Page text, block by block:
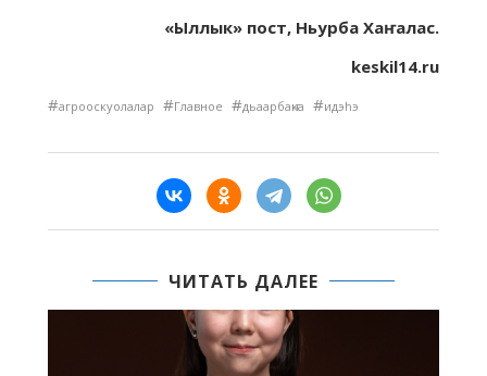
«Ыллык» пост, Ньурба Хаҥалас.
keskil14.ru
#агрооскуолалар #Главное #дьаарбаҥка #идэһэ
ЧИТАТЬ ДАЛЕЕ